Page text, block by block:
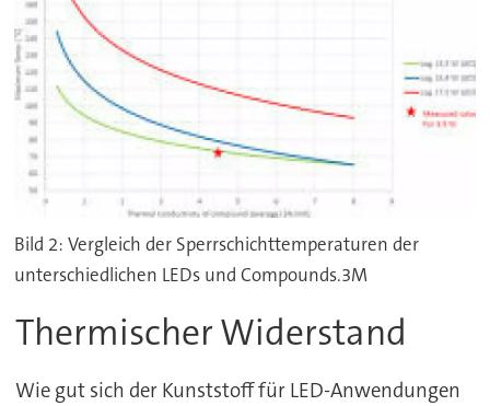
Bild 2: Vergleich der Sperrschichttemperaturen der
unterschiedlichen LEDs und Compounds.3M
Thermischer Widerstand
Wie gut sich der Kunststoff für LED-Anwendungen